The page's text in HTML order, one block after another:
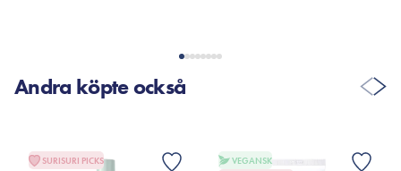
Andra köpte också
SURISURI PICKS
VEGANSK